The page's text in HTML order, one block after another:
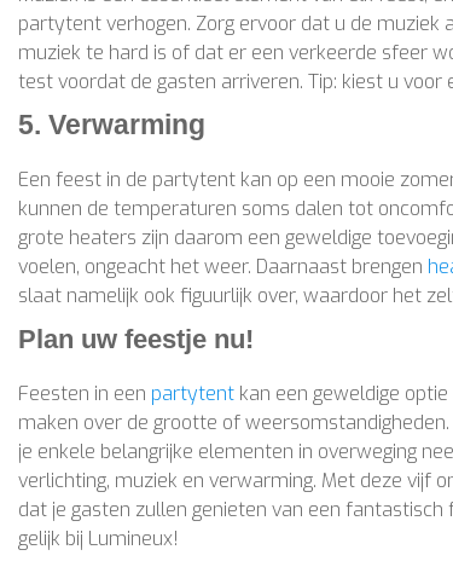
partytent verhogen. Zorg ervoor dat u de
muziek te hard is of dat er een verkeerde sfeer
test voordat de gasten arriveren. Tip: kiest u
5. Verwarming
Een feest in de partytent kan op een mooie
kunnen de temperaturen soms dalen tot
grote heaters zijn daarom een geweldige
voelen, ongeacht het weer. Daarnaast brengen
slaat namelijk ook figuurlijk over, waardoor het
Plan uw feestje nu!
Feesten in een partytent kan een geweldige
maken over de grootte of
je enkele belangrijke elementen in overweging
verlichting, muziek en verwarming. Met deze vijf
dat je gasten zullen genieten van een
gelijk bij Lumineux!